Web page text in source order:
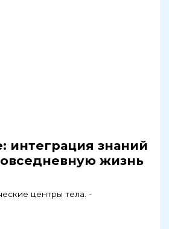
интеграция знаний
жизнь